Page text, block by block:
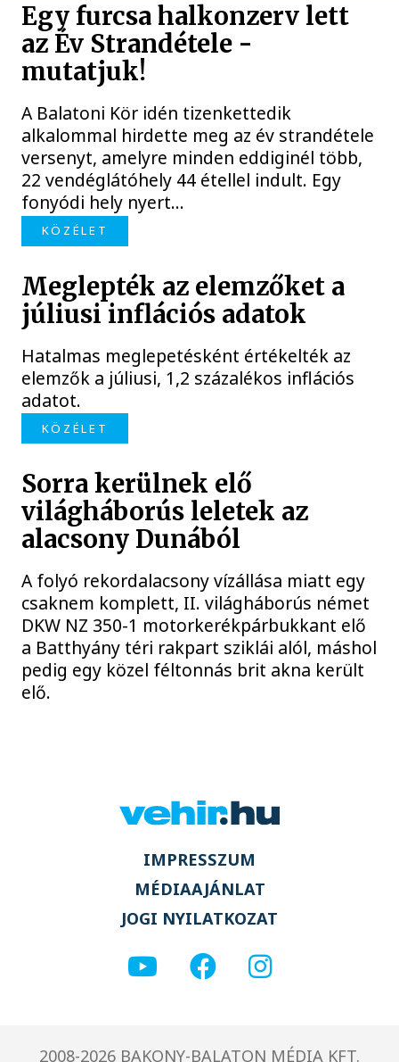
Egy furcsa halkonzerv lett
az Év Strandétele -
mutatjuk!
A Balatoni Kör idén tizenkettedik
alkalommal hirdette meg az év strandétele
versenyt, amelyre minden eddiginél több,
22 vendéglátóhely 44 étellel indult. Egy
fonyódi hely nyert...
KÖZÉLET
Meglepték az elemzőket a
júliusi inflációs adatok
Hatalmas meglepetésként értékelték az
elemzők a júliusi, 1,2 százalékos inflációs
adatot.
KÖZÉLET
Sorra kerülnek elő
világháborús leletek az
alacsony Dunából
A folyó rekordalacsony vízállása miatt egy
csaknem komplett, II. világháborús német
DKW NZ 350-1 motorkerékpárbukkant elő
a Batthyány téri rakpart sziklái alól, máshol
pedig egy közel féltonnás brit akna került
elő.
IMPRESSZUM
MÉDIAAJÁNLAT
JOGI NYILATKOZAT
2008-2026 BAKONY-BALATON MÉDIA KFT.